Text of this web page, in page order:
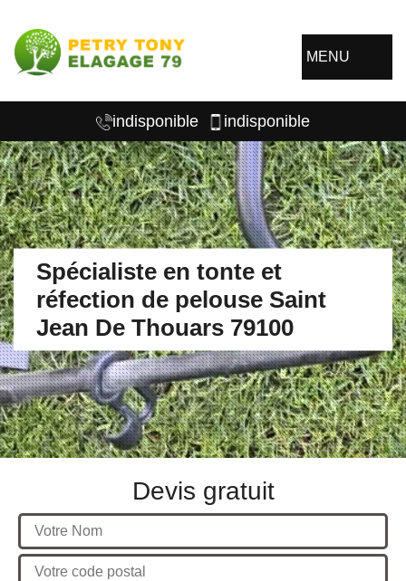
MENU
indisponible indisponible
Spécialiste en tonte et
réfection de pelouse Saint
Jean De Thouars 79100
Devis gratuit